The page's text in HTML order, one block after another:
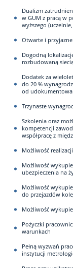
Dualizm
w GUM z pracą w
wyższego
Otwarte i
Dogodną
rozbudowaną
Dodatek za
do 20 %
od
Trzynaste
Szkolenia oraz
kompetencji
współpracę z
Możliwość
Możliwość
ubezpieczenia na
Możliwość
do przejazdów
Możliwość
Pożyczki
warunkach
Pełną wyzwań
instytucji